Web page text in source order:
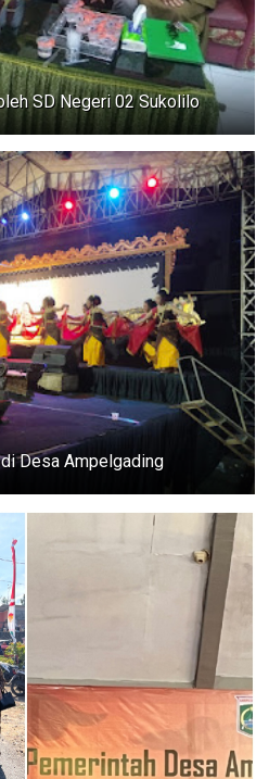
SD Negeri 02 Sukolilo
Desa Ampelgading